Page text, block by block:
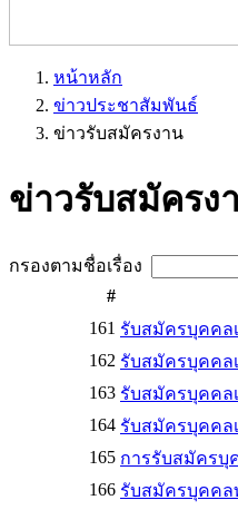
หน้าหลัก
ข่าวประชาสัมพันธ์
ข่าวรับสมัครงาน
ข่าวรับสมัครง
กรองตามชื่อเรื่อง
#
161 รับสมัครบุคคล
162 รับสมัครบุคคล
163 รับสมัครบุคคล
164 รับสมัครบุคคล
165 การรับสมัครบุ
166 รับสมัครบุคคล